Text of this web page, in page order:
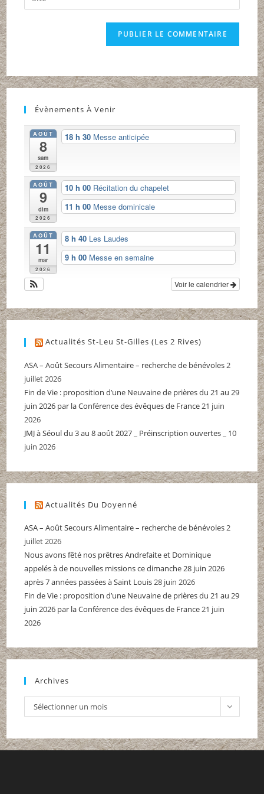
comment
l’URL
Évènements À Venir
AOÛT
8
sam
2026
18 h 30 Messe anticipée
AOÛT
9
dim
2026
10 h 00 Récitation du chapelet
11 h 00 Messe dominicale
AOÛT
11
mar
2026
8 h 40 Les Laudes
9 h 00 Messe en semaine
Voir le calendrier
Actualités St-Leu St-Gilles (Les 2 Rives)
ASA – Août Secours Alimentaire – recherche de bénévoles2
juillet 2026
Fin de Vie : proposition d’une Neuvaine de prières du 21 au 29
juin 2026 par la Conférence des évêques de France21 juin
2026
JMJ à Séoul du 3 au 8 août 2027 _ Préinscription ouvertes _
10
juin 2026
Actualités Du Doyenné
ASA – Août Secours Alimentaire – recherche de bénévoles2
juillet 2026
Nous avons fêté nos prêtres Andrefaite et Dominique
appelés à de nouvelles missions ce dimanche 28 juin 2026
après 7 années passées à Saint Louis28 juin 2026
Fin de Vie : proposition d’une Neuvaine de prières du 21 au 29
juin 2026 par la Conférence des évêques de France21 juin
2026
Archives
Archives
Sélectionner un mois